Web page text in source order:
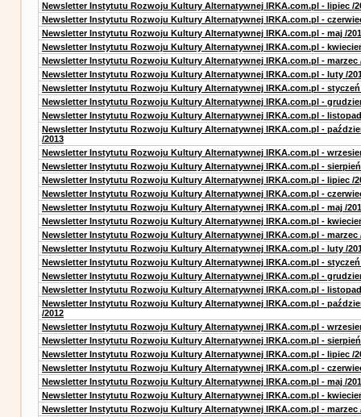
Newsletter Instytutu Rozwoju Kultury Alternatywnej IRKA.com.pl - lipiec /
Newsletter Instytutu Rozwoju Kultury Alternatywnej IRKA.com.pl -
Newsletter Instytutu Rozwoju Kultury Alternatywnej IRKA.com.pl - maj /
Newsletter Instytutu Rozwoju Kultury Alternatywnej IRKA.com.pl -
Newsletter Instytutu Rozwoju Kultury Alternatywnej IRKA.com.pl - marzec
Newsletter Instytutu Rozwoju Kultury Alternatywnej IRKA.com.pl - luty /
Newsletter Instytutu Rozwoju Kultury Alternatywnej IRKA.com.pl - styczeń
Newsletter Instytutu Rozwoju Kultury Alternatywnej IRKA.com.pl -
Newsletter Instytutu Rozwoju Kultury Alternatywnej IRKA.com.pl - listopad
Newsletter Instytutu Rozwoju Kultury Alternatywnej IRKA.com.pl -
/2013
Newsletter Instytutu Rozwoju Kultury Alternatywnej IRKA.com.pl -
Newsletter Instytutu Rozwoju Kultury Alternatywnej IRKA.com.pl - sierpień
Newsletter Instytutu Rozwoju Kultury Alternatywnej IRKA.com.pl - lipiec /
Newsletter Instytutu Rozwoju Kultury Alternatywnej IRKA.com.pl -
Newsletter Instytutu Rozwoju Kultury Alternatywnej IRKA.com.pl - maj /
Newsletter Instytutu Rozwoju Kultury Alternatywnej IRKA.com.pl -
Newsletter Instytutu Rozwoju Kultury Alternatywnej IRKA.com.pl - marzec
Newsletter Instytutu Rozwoju Kultury Alternatywnej IRKA.com.pl - luty /
Newsletter Instytutu Rozwoju Kultury Alternatywnej IRKA.com.pl - styczeń
Newsletter Instytutu Rozwoju Kultury Alternatywnej IRKA.com.pl -
Newsletter Instytutu Rozwoju Kultury Alternatywnej IRKA.com.pl - listopad
Newsletter Instytutu Rozwoju Kultury Alternatywnej IRKA.com.pl -
/2012
Newsletter Instytutu Rozwoju Kultury Alternatywnej IRKA.com.pl -
Newsletter Instytutu Rozwoju Kultury Alternatywnej IRKA.com.pl - sierpień
Newsletter Instytutu Rozwoju Kultury Alternatywnej IRKA.com.pl - lipiec /
Newsletter Instytutu Rozwoju Kultury Alternatywnej IRKA.com.pl -
Newsletter Instytutu Rozwoju Kultury Alternatywnej IRKA.com.pl - maj /
Newsletter Instytutu Rozwoju Kultury Alternatywnej IRKA.com.pl -
Newsletter Instytutu Rozwoju Kultury Alternatywnej IRKA.com.pl - marzec